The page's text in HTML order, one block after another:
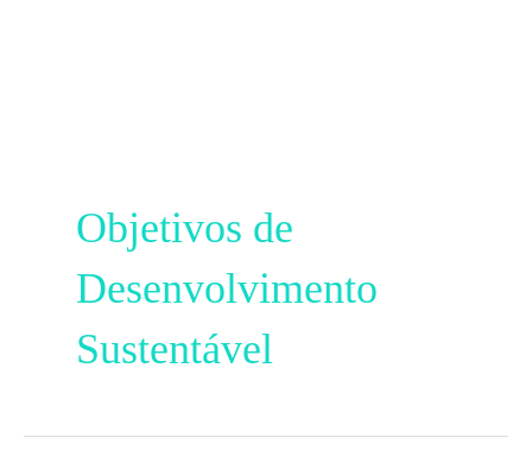
Objetivos de
Desenvolvimento
Sustentável